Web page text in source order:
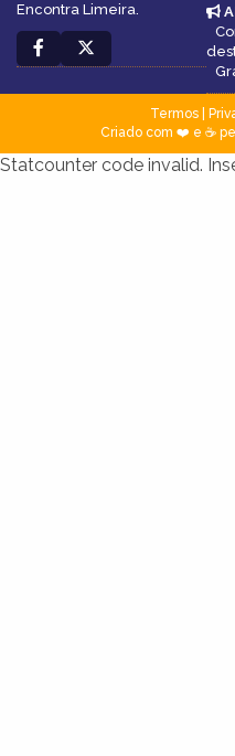
Encontra Limeira.
Termos|
Criado com ❤️ e ☕
Statcounter code invalid.